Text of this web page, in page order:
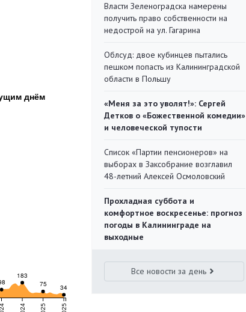
Власти Зеленоградска намерены
получить право собственности на
недострой на ул. Гагарина
Облсуд: двое кубинцев пытались
пешком попасть из Калининградской
области в Польшу
«Меня за это уволят!»: Сергей
Детков о «Божественной комедии»
и человеческой тупости
Список «Партии пенсионеров» на
выборах в Заксобрание возглавил
48-летний Алексей Осмоловский
Прохладная суббота и
комфортное воскресенье: прогноз
погоды в Калининграде на
выходные
Все новости за день